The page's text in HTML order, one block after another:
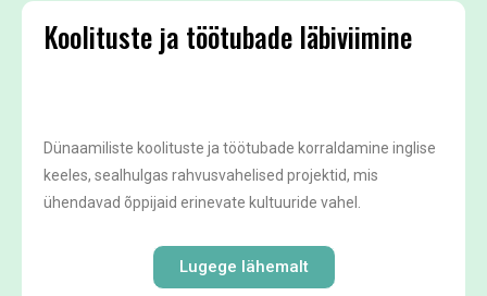
Koolituste ja töötubade läbiviimine
Dünaamiliste koolituste ja töötubade korraldamine inglise
keeles, sealhulgas rahvusvahelised projektid, mis
ühendavad õppijaid erinevate kultuuride vahel.
Lugege lähemalt